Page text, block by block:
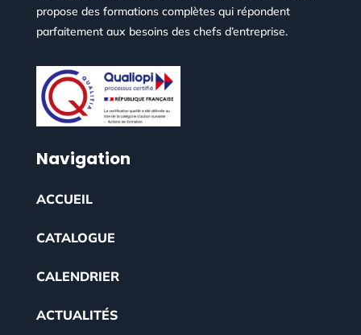
propose des formations complètes qui répondent
parfaitement aux besoins des chefs d’entreprise.
Navigation
ACCUEIL
CATALOGUE
CALENDRIER
ACTUALITÉS